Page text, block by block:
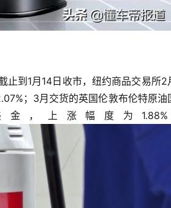
；3月交货的英国伦敦布伦特原油
，上涨幅度为